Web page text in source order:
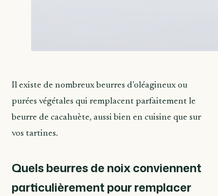
Il existe de nombreux beurres d’oléagineux ou
purées végétales qui remplacent parfaitement le
beurre de cacahuète, aussi bien en cuisine que sur
vos tartines.
Quels beurres de noix conviennent
particulièrement pour remplacer